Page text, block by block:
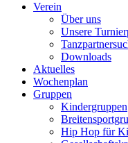
Verein
Über uns
Unsere
Downloads
Aktuelles
Wochenplan
Gruppen
Kindergruppen
Hip Hop für